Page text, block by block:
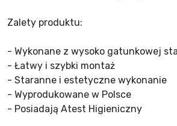
Zalety produktu:
- Wykonane z wysoko gatunkowej
- Łatwy i szybki montaż
- Staranne i estetyczne wykonanie
- Wyprodukowane w Polsce
- Posiadają Atest Higieniczny